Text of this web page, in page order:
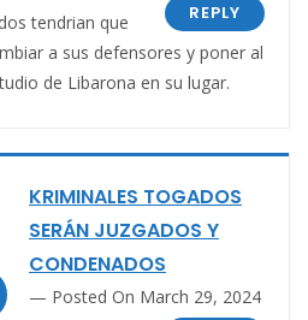
REPLY
tendrian que
a sus defensores y poner al
de Libarona en su lugar.
KRIMINALES TOGADOS
SERÁN JUZGADOS Y
CONDENADOS
Posted On March 29, 2024